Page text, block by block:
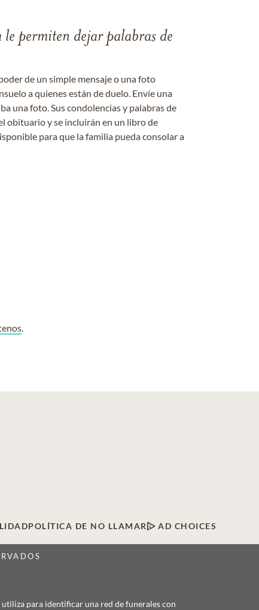
permiten dejar palabras de
de un simple mensaje o una foto
a quienes están de duelo. Envíe una
una foto. Sus condolencias y palabras de
obituario y se incluirán en un libro de
para que la familia pueda consolar a
.
POLÍTICA DE NO LLAMAR AD CHOICES
utiliza para identificar una red de funerales con